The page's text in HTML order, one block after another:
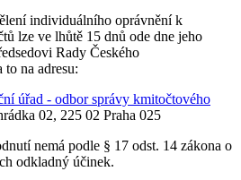
individuálního oprávnění k
lze ve lhůtě 15 dnů ode dne jeho
Rady Českého
na adresu:
úřad - odbor správy kmitočtového
02, 225 02 Praha 025
nemá podle § 17 odst. 14 zákona o
odkladný účinek.